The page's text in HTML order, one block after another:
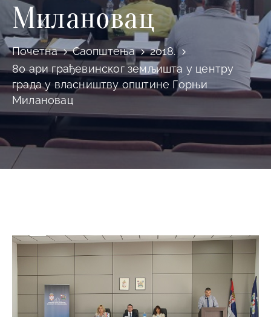
Милановац
Почетна Саопштења
2018.
80 ари грађевинског земљишта у центру
града у власништву општине Горњи
Милановац